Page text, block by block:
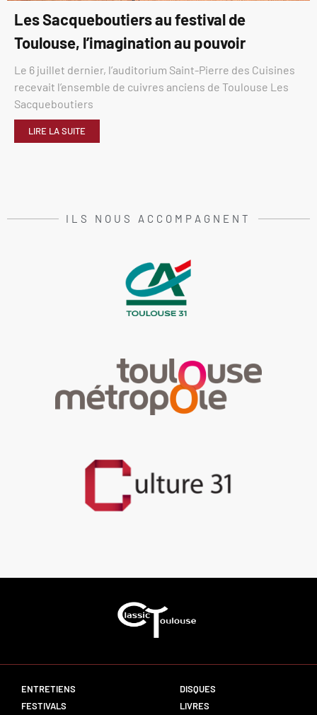
Les Sacqueboutiers au festival de
Toulouse, l’imagination au pouvoir
Le 6 juillet dernier, l’auditorium Saint-Pierre des Cuisines
recevait l’ensemble de cuivres anciens de Toulouse Les
Sacqueboutiers
LIRE LA SUITE
ILS NOUS ACCOMPAGNENT
ENTRETIENS
FESTIVALS
DISQUES
LIVRES